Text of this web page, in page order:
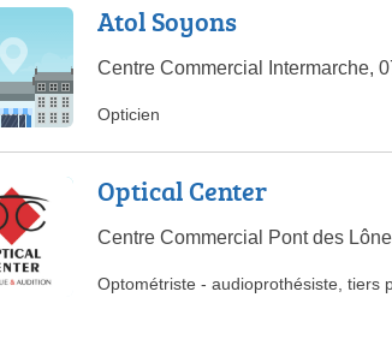
Atol Soyons
Centre Commercial Intermarche,
Opticien
Optical Center
Centre Commercial Pont des
Optométriste - audioprothésiste tiers